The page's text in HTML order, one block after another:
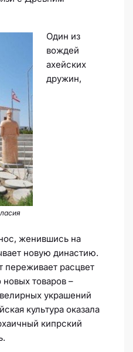
Один из
вождей
ахейских
дружин,
женившись на
новую династию.
переживает расцвет
товаров –
украшений
культура оказала
кипрский